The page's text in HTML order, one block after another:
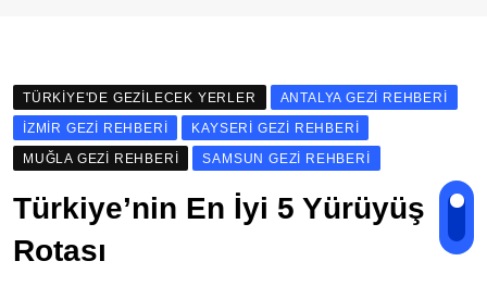
TÜRKIYE'DE GEZILECEK YERLER
ANTALYA GEZI REHBERI
İZMIR GEZI REHBERI
KAYSERI GEZI REHBERI
MUĞLA GEZI REHBERI
SAMSUN GEZI REHBERI
Türkiye’nin En İyi 5 Yürüyüş
Rotası